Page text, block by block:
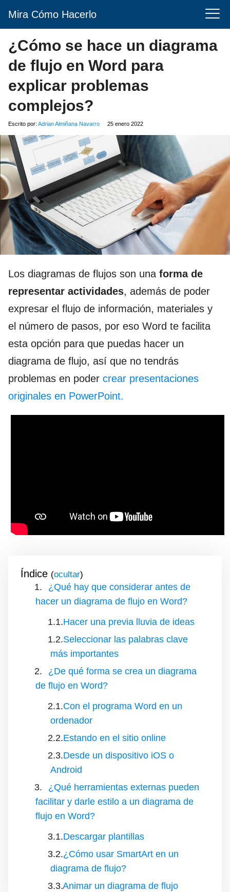
Mira Cómo Hacerlo
¿Cómo se hace un diagrama
de flujo en Word para
explicar problemas
complejos?
Escrito por: Adrian Almiñana Navarro 25 enero 2022
Los diagramas de flujos son una forma de
representar actividades, además de poder
expresar el flujo de información, materiales y
el número de pasos, por eso Word te facilita
esta opción para que puedas hacer un
diagrama de flujo, así que no tendrás
problemas en poder crear presentaciones
originales en PowerPoint.
Índice ( )
¿Qué hay que considerar antes de
hacer un diagrama de flujo en Word?
Hacer una previa lluvia de ideas
Seleccionar las palabras clave
más importantes
¿De qué forma se crea un diagrama
de flujo en Word?
Con el programa Word en un
ordenador
Estando en el sitio online
Desde un dispositivo iOS o
Android
¿Qué herramientas externas pueden
facilitar y darle estilo a un diagrama de
flujo en Word?
Descargar plantillas
¿Cómo usar SmartArt en un
diagrama de flujo?
Animar un diagrama de flujo